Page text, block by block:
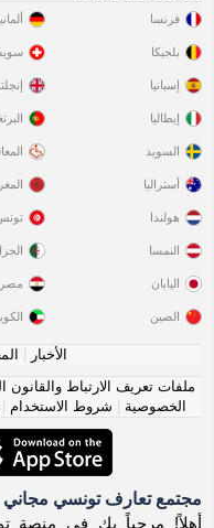
فرنسا
بلجيكا
إسبانيا
إيطاليا
السويد
أستراليا
هولندا
النمسا
اليابان
الصين
مصر
الأخبار
ملفات تعريف الارتباط والقانون
الخصوصية
شروط الاستخدام
مجتمع تعارف تونسي
أهلاً! مرحباً بك في منصة